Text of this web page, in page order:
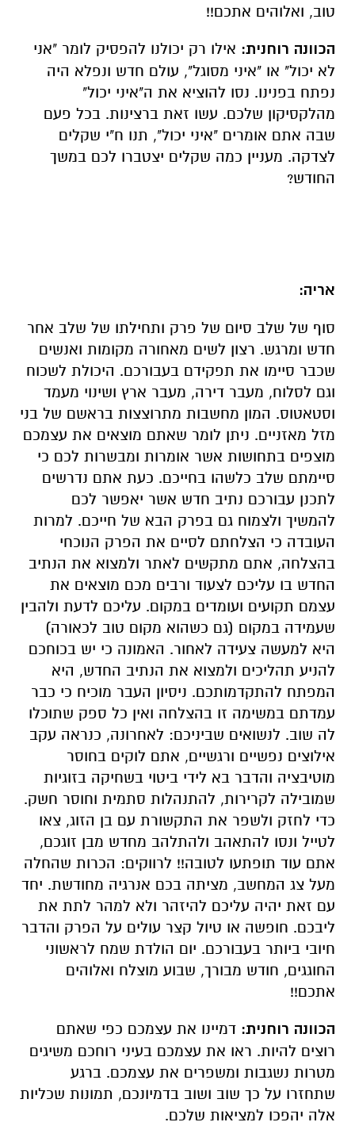
טוב, ואלוהים אתכם!!
הכוונה רוחנית: אילו רק יכולנו להפסיק לומר "אני
לא יכול" או "איני מסוגל", עולם חדש ונפלא היה
נפתח בפנינו. נסו להוציא את ה"איני יכול"
מהלקסיקון שלכם. עשו זאת ברצינות. בכל פעם
שבה אתם אומרים "איני יכול", תנו ח"י שקלים
לצדקה. מעניין כמה שקלים יצטברו לכם במשך
החודש?
אריה:
סוף של שלב סיום של פרק ותחילתו של שלב אחר
חדש ומרגש. רצון לשים מאחורה מקומות ואנשים
שכבר סיימו את תפקידם בעבורכם. היכולת לשכוח
וגם לסלוח, מעבר דירה, מעבר ארץ ושינוי מעמד
וסטאטוס. המון מחשבות מתרוצצות בראשם של בני
מזל מאזניים. ניתן לומר שאתם מוצאים את עצמכם
מוצפים בתחושות אשר אומרות ומבשרות לכם כי
סיימתם שלב כלשהו בחייכם. כעת אתם נדרשים
לתכנן עבורכם נתיב חדש אשר יאפשר לכם
להמשיך ולצמוח גם בפרק הבא של חייכם. למרות
העובדה כי הצלחתם לסיים את הפרק הנוכחי
בהצלחה, אתם מתקשים לאתר ולמצוא את הנתיב
החדש בו עליכם לצעוד ורבים מכם מוצאים את
עצמם תקועים ועומדים במקום. עליכם לדעת ולהבין
שעמידה במקום (גם כשהוא מקום טוב לכאורה)
היא למעשה צעידה לאחור. האמונה כי יש בכוחכם
להניע תהליכים ולמצוא את הנתיב החדש, היא
המפתח להתקדמותכם. ניסיון העבר מוכיח כי כבר
עמדתם במשימה זו בהצלחה ואין כל ספק שתוכלו
לה שוב. לנשואים שביניכם: לאחרונה, כנראה עקב
אילוצים נפשיים ורגשיים, אתם לוקים בחוסר
מוטיבציה והדבר בא לידי ביטוי בשחיקה בזוגיות
שמובילה לקרירות, להתנהלות סתמית וחוסר חשק.
כדי לחזק ולשפר את התקשורת עם בן הזוג, צאו
לטייל ונסו להתאהב ולהתלהב מחדש מבן זוגכם,
אתם עוד תופתעו לטובה!! לרווקים: הכרות שהחלה
מעל צג המחשב, מציתה בכם אנרגיה מחודשת. יחד
עם זאת יהיה עליכם להיזהר ולא למהר לתת את
ליבכם. חופשה או טיול קצר עולים על הפרק והדבר
חיובי ביותר בעבורכם. יום הולדת שמח לראשוני
החוגגים, חודש מבורך, שבוע מוצלח ואלוהים
אתכם!!
הכוונה רוחנית: דמיינו את עצמכם כפי שאתם
רוצים להיות. ראו את עצמכם בעיני רוחכם משיגים
מטרות נשגבות ומשפרים את עצמכם. ברגע
שתחזרו על כך שוב ושוב בדמיונכם, תמונות שכליות
אלה יהפכו למציאות שלכם.